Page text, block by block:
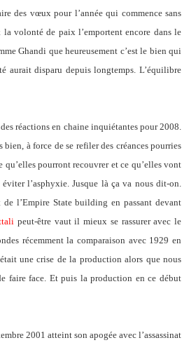
des vœux pour l’année qui commence sans
volonté de paix l’emportent encore dans le
Ghandi que heureusement c’est le bien qui
aurait disparu depuis longtemps. L’équilibre
réactions en chaine inquiétantes pour 2008.
à force de se refiler des créances pourries
pourront recouvrer et ce qu’elles vont
l’asphyxie. Jusque là ça va nous dit-on.
l’Empire State building en passant devant
peut-être vaut il mieux se rassurer avec le
récemment la comparaison avec 1929 en
une crise de la production alors que nous
faire face. Et puis la production en ce début
2001 atteint son apogée avec l’assassinat